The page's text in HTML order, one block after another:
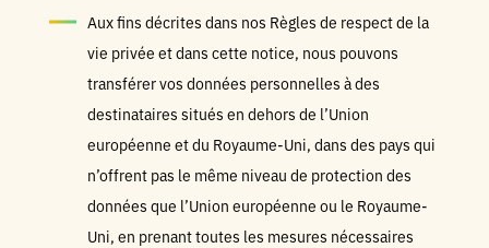
Aux fins décrites dans nos Règles de respect de la
vie privée et dans cette notice, nous pouvons
transférer vos données personnelles à des
destinataires situés en dehors de l’Union
européenne et du Royaume-Uni, dans des pays qui
n’offrent pas le même niveau de protection des
données que l’Union européenne ou le Royaume-
Uni, en prenant toutes les mesures nécessaires